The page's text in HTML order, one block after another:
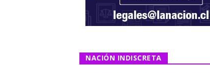
NACIÓN INDISCRETA